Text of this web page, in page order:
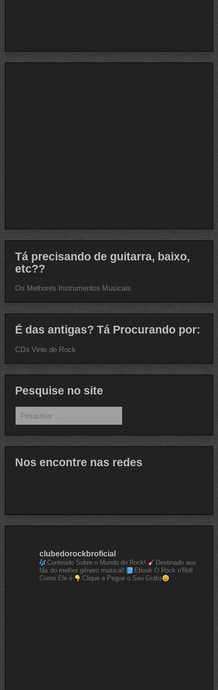
Tá precisando de guitarra, baixo,
etc??
Os Melhores Instrumentos Musicais
É das antigas? Tá Procurando por:
CDs Vinis de Rock
Pesquise no site
por:
Nos encontre nas redes
clubedorockbroficial
Conteúdo Sobre o Mundo do Rock!
Destinado aos
fãs do melhor gênero musical!
Ebook O Rock n'Roll
Como Ele é
Clique e Pegue o Seu Grátis